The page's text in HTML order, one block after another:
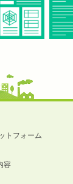
トフォーム
容